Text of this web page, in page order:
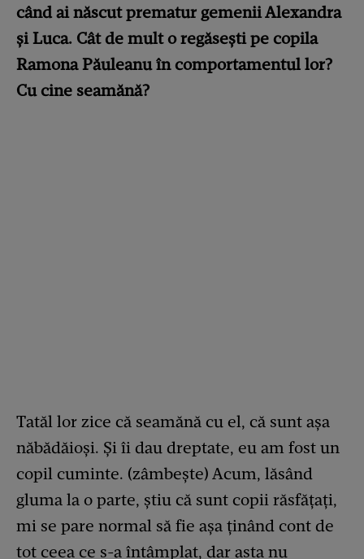
când ai născut prematur gemenii Alexandra
și Luca. Cât de mult o regăsești pe copila
Ramona Păuleanu în comportamentul lor?
Cu cine seamănă?
Tatăl lor zice că seamănă cu el, că sunt așa
năbădăioși. Și îi dau dreptate, eu am fost un
copil cuminte. (zâmbește) Acum, lăsând
gluma la o parte, știu că sunt copii răsfățați,
mi se pare normal să fie așa ținând cont de
tot ceea ce s-a întâmplat, dar asta nu